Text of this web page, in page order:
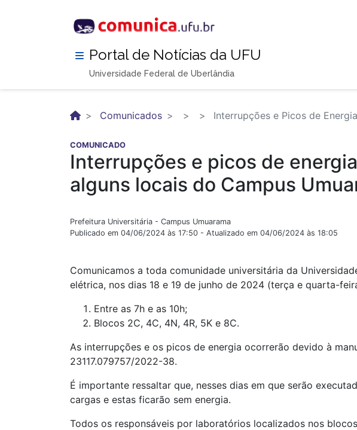
Portal de Notícias da UFU
Universidade Federal de Uberlândia
Comunicados Interrupções e Picos de
COMUNICADO
Interrupções e picos de
alguns locais do Campus
Prefeitura Universitária - Campus Umuarama
Publicado em 04/06/2024 às 17:50 - Atualizado em 04/06/2024 às 18:05
Comunicamos a toda comunidade universitária da
elétrica, nos dias 18 e 19 de junho de 2024 (terça e quarta-
Entre as 7h e as 10h;
Blocos 2C, 4C, 4N, 4R, 5K e 8C.
As interrupções e os picos de energia ocorrerão devido à
23117.079757/2022-38.
É importante ressaltar que, nesses dias em que serão
cargas e estas ficarão sem energia.
Todos os responsáveis por laboratórios localizados nos